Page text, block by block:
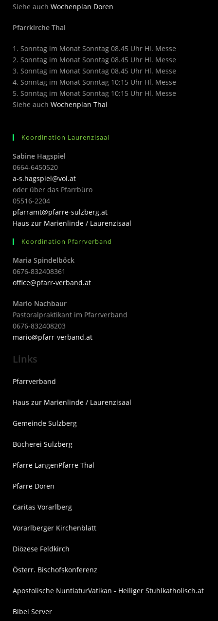
Siehe auchWochenplan Doren
Pfarrkirche Thal
1. Sonntag im Monat Sonntag 08.45 Uhr Hl. Messe
2. Sonntag im Monat Sonntag 08.45 Uhr Hl. Messe
3. Sonntag im Monat Sonntag 08.45 Uhr Hl. Messe
4. Sonntag im Monat Sonntag 10:15 Uhr Hl. Messe
5. Sonntag im Monat Sonntag 10:15 Uhr Hl. Messe
Siehe auchWochenplan Thal
Koordination Laurenzisaal
Sabine Hagspiel
0664-6450520
a-s.hagspiel@vol.at
oder über das Pfarrbüro
05516-2204
pfarramt@pfarre-sulzberg.at
Haus zur Marienlinde / Laurenzisaal
Koordination Pfarrverband
Maria Spindelböck
0676-832408361
office@pfarr-verband.at
Mario Nachbaur
Pastoralpraktikant im Pfarrverband
0676-832408203
mario@pfarr-verband.at
Links
Pfarrverband
Haus zur Marienlinde / Laurenzisaal
Gemeinde Sulzberg
Bücherei Sulzberg
Pfarre LangenPfarre Thal
Pfarre Doren
Caritas Vorarlberg
Vorarlberger Kirchenblatt
Diözese Feldkirch
Österr. Bischofskonferenz
Apostolische NuntiaturVatikan - Heiliger Stuhlkatholisch.at
Bibel Server